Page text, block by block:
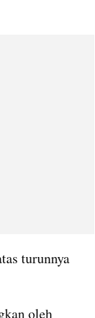
turunnya
oleh